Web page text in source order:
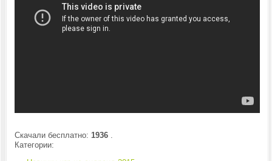
Скачали бесплатно: 1936.
Категории: